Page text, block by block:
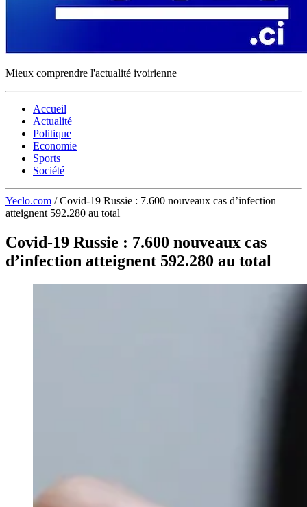
Mieux comprendre l'actualité ivoirienne
Accueil
Actualité
Politique
Economie
Sports
Société
Yeclo.com / Covid-19 Russie : 7.600 nouveaux cas d’infection
atteignent 592.280 au total
Covid-19 Russie : 7.600 nouveaux cas
d’infection atteignent 592.280 au total